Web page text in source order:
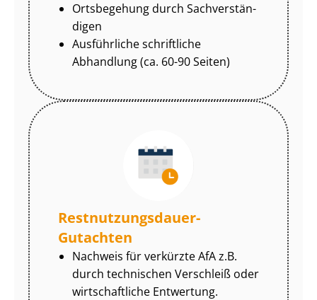
Ortsbegehung durch Sach­ver­stän­
di­gen
Ausführliche schriftliche
Abhandlung (ca. 60-90 Seiten)
Rest­nut­zungs­dau­er-
Gutachten
Nachweis für verkürzte AfA z.B.
durch technischen Verschleiß oder
wirtschaftliche Entwertung.